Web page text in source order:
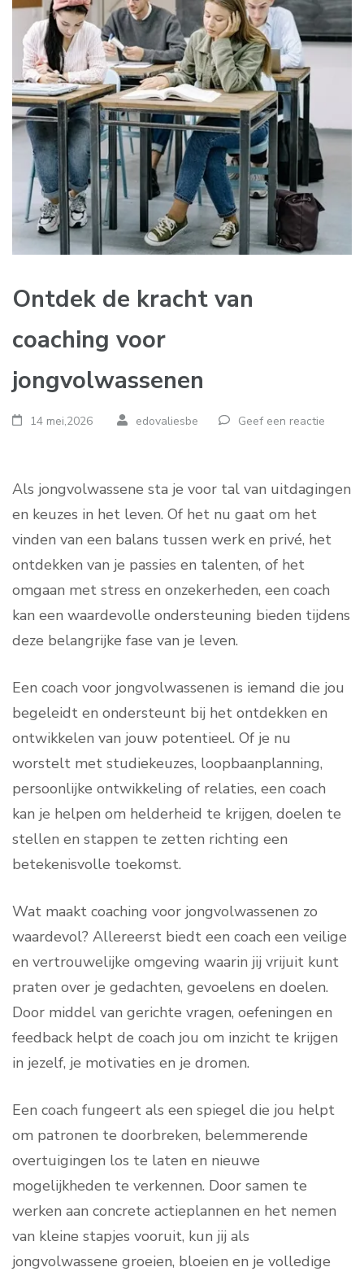
Ontdek de kracht van
coaching voor
jongvolwassenen
14 mei,2026 edovaliesbe Geef een reactie
Als jongvolwassene sta je voor tal van uitdagingen
en keuzes in het leven. Of het nu gaat om het
vinden van een balans tussen werk en privé, het
ontdekken van je passies en talenten, of het
omgaan met stress en onzekerheden, een coach
kan een waardevolle ondersteuning bieden tijdens
deze belangrijke fase van je leven.
Een coach voor jongvolwassenen is iemand die jou
begeleidt en ondersteunt bij het ontdekken en
ontwikkelen van jouw potentieel. Of je nu
worstelt met studiekeuzes, loopbaanplanning,
persoonlijke ontwikkeling of relaties, een coach
kan je helpen om helderheid te krijgen, doelen te
stellen en stappen te zetten richting een
betekenisvolle toekomst.
Wat maakt coaching voor jongvolwassenen zo
waardevol? Allereerst biedt een coach een veilige
en vertrouwelijke omgeving waarin jij vrijuit kunt
praten over je gedachten, gevoelens en doelen.
Door middel van gerichte vragen, oefeningen en
feedback helpt de coach jou om inzicht te krijgen
in jezelf, je motivaties en je dromen.
Een coach fungeert als een spiegel die jou helpt
om patronen te doorbreken, belemmerende
overtuigingen los te laten en nieuwe
mogelijkheden te verkennen. Door samen te
werken aan concrete actieplannen en het nemen
van kleine stapjes vooruit, kun jij als
jongvolwassene groeien, bloeien en je volledige